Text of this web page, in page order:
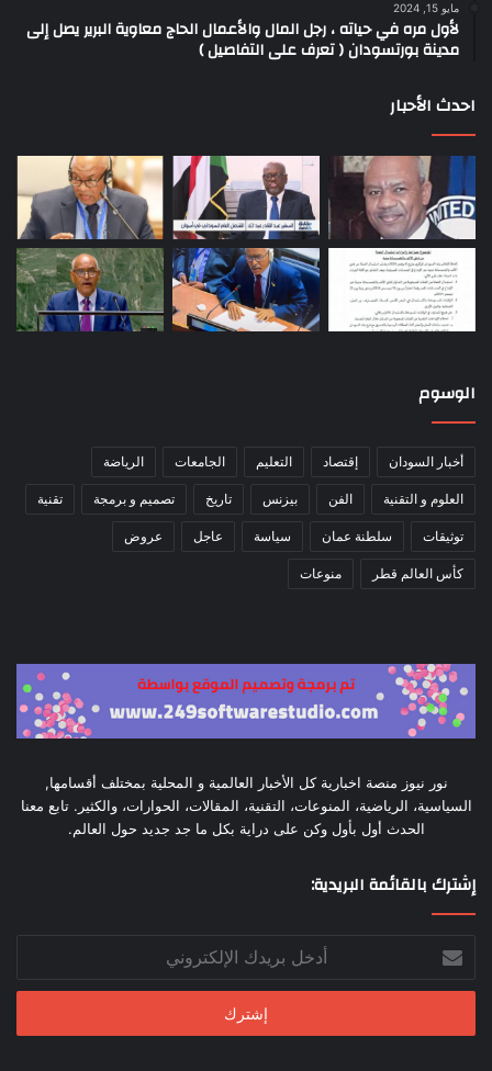
مايو 15, 2024
لأول مره في حياته ، رجل المال والأعمال الحاج معاوية البرير يصل إلى
مدينة بورتسودان ( تعرف على التفاصيل )
احدث الأحبار
الوسوم
أخبار السودان إقتصاد التعليم الجامعات الرياضة
العلوم و التقنية الفن بيزنس تاريخ تصميم و برمجة تقنية
توثيقات سلطنة عمان سياسة عاجل عروض
كأس العالم قطر منوعات
نور نيوز منصة اخبارية كل الأخبار العالمية و المحلية بمختلف أقسامها,
السياسية، الرياضية، المنوعات، التقنية، المقالات، الحوارات، والكثير. تابع معنا
الحدث أول بأول وكن على دراية بكل ما جد جديد حول العالم.
إشترك بالقائمة البريدية:
بريدك
الإلكتروني